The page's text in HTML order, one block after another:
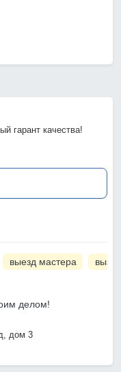
гарант качества!
выезд мастера
делом!
дом 3